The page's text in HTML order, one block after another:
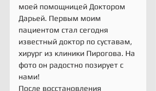
моей помощницей Доктором
Дарьей. Первым моим
пациентом стал сегодня
известный доктор по суставам,
хирург из клиники Пирогова. На
фото он радостно позирует с
нами!
После восстановления